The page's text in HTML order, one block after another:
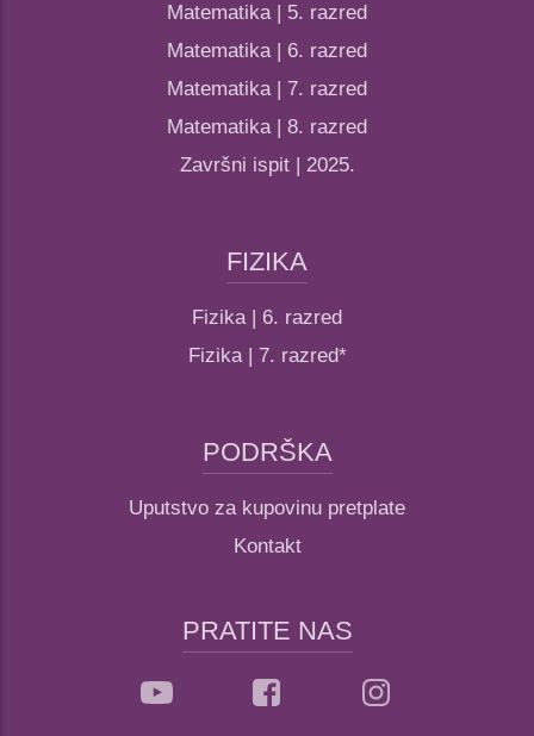
Matematika | 5. razred
Matematika | 6. razred
Matematika | 7. razred
Matematika | 8. razred
Završni ispit | 2025.
FIZIKA
Fizika | 6. razred
Fizika | 7. razred*
PODRŠKA
Uputstvo za kupovinu pretplate
Kontakt
PRATITE NAS